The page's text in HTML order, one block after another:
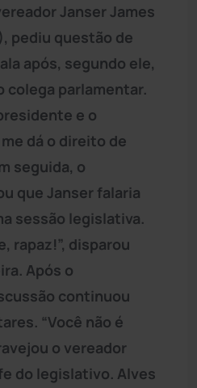
Janser James
pediu questão de
após, segundo ele,
parlamentar.
e o
dá o direito de
seguida, o
que Janser falaria
sessão legislativa.
rapaz!”, disparou
Após o
continuou
“Você não é
o vereador
do legislativo. Alves